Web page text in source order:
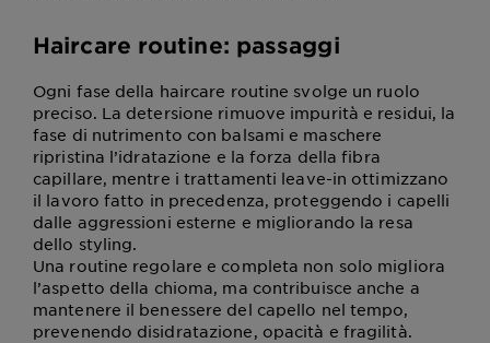
Haircare routine: passaggi
Ogni fase della haircare routine svolge un ruolo
preciso. La detersione rimuove impurità e residui, la
fase di nutrimento con balsami e maschere
ripristina l’idratazione e la forza della fibra
capillare, mentre i trattamenti leave-in ottimizzano
il lavoro fatto in precedenza, proteggendo i capelli
dalle aggressioni esterne e migliorando la resa
dello styling.
Una routine regolare e completa non solo migliora
l’aspetto della chioma, ma contribuisce anche a
mantenere il benessere del capello nel tempo,
prevenendo disidratazione, opacità e fragilità.